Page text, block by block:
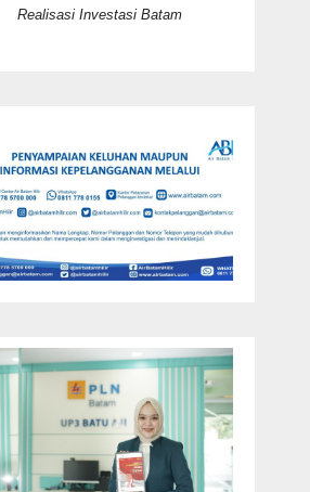
Realisasi Investasi Batam